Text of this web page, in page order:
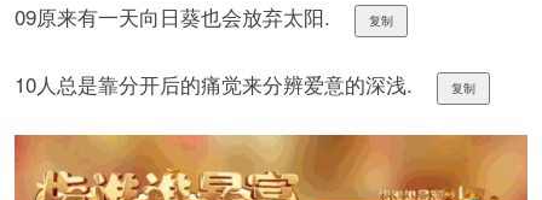
09原来有一天向日葵也会放弃太阳. 复制
10人总是靠分开后的痛觉来分辨爱意的深浅. 复制